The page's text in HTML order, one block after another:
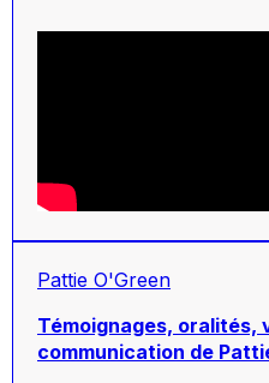
Pattie O'Green
Témoignages, oralités,
communication de